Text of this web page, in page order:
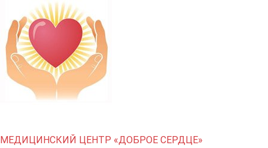
МЕДИЦИНСКИЙ ЦЕНТР «ДОБРОЕ СЕРДЦЕ»